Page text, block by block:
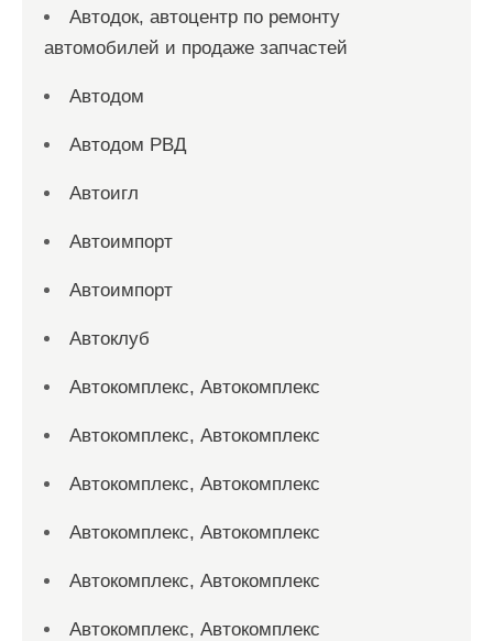
Автодок, автоцентр по ремонту
автомобилей и продаже запчастей
Автодом
Автодом РВД
Автоигл
Автоимпорт
Автоимпорт
Автоклуб
Автокомплекс, Автокомплекс
Автокомплекс, Автокомплекс
Автокомплекс, Автокомплекс
Автокомплекс, Автокомплекс
Автокомплекс, Автокомплекс
Автокомплекс, Автокомплекс